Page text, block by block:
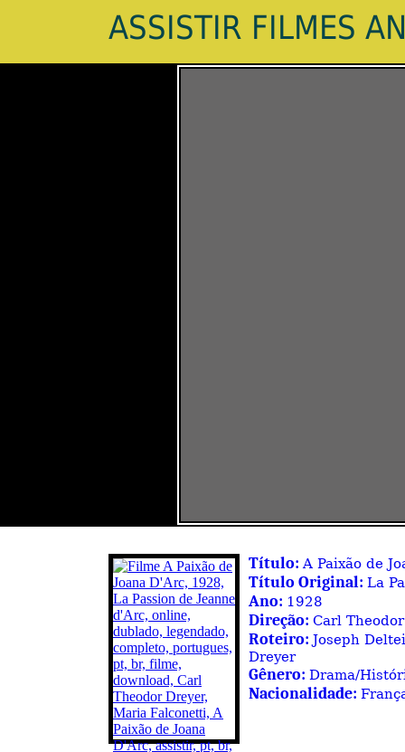
ASSISTIR FILMES
Título:A Paixão de
Título Original: La
Ano: 1928
Direção: Carl
Roteiro: Joseph
Dreyer
Gênero: Drama/
Nacionalidade: